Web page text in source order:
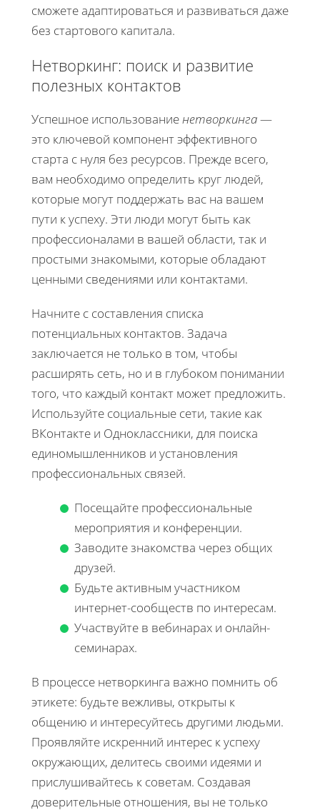
сможете адаптироваться и развиваться даже
без стартового капитала.
Нетворкинг: поиск и развитие
полезных контактов
Успешное использованиенетворкинга—
это ключевой компонент эффективного
старта с нуля без ресурсов. Прежде всего,
вам необходимо определить круг людей,
которые могут поддержать вас на вашем
пути к успеху. Эти люди могут быть как
профессионалами в вашей области, так и
простыми знакомыми, которые обладают
ценными сведениями или контактами.
Начните с составления списка
потенциальных контактов. Задача
заключается не только в том, чтобы
расширять сеть, но и в глубоком понимании
того, что каждый контакт может предложить.
Используйте социальные сети, такие как
ВКонтакте и Одноклассники, для поиска
единомышленников и установления
профессиональных связей.
Посещайте профессиональные
мероприятия и конференции.
Заводите знакомства через общих
друзей.
Будьте активным участником
интернет-сообществ по интересам.
Участвуйте в вебинарах и онлайн-
семинарах.
В процессе нетворкинга важно помнить об
этикете: будьте вежливы, открыты к
общению и интересуйтесь другими людьми.
Проявляйте искренний интерес к успеху
окружающих, делитесь своими идеями и
прислушивайтесь к советам. Создавая
доверительные отношения, вы не только